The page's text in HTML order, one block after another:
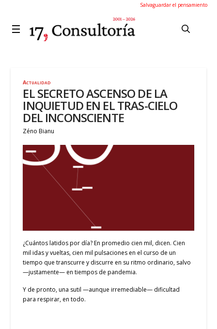
Salvaguardar el pensamiento
Actualidad
EL SECRETO ASCENSO DE LA
INQUIETUD EN EL TRAS-CIELO
DEL INCONSCIENTE
Zéno Bianu
¿Cuántos latidos por día? En promedio cien mil, dicen. Cien
mil idas y vueltas, cien mil pulsaciones en el curso de un
tiempo que transcurre y discurre en su ritmo ordinario, salvo
—justamente— en tiempos de pandemia.
Y de pronto, una sutil —aunque irremediable— dificultad
para respirar, en todo.